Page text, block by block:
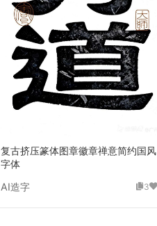
复古挤压篆体图章徽章禅意简约国风
字体
AI造字 3